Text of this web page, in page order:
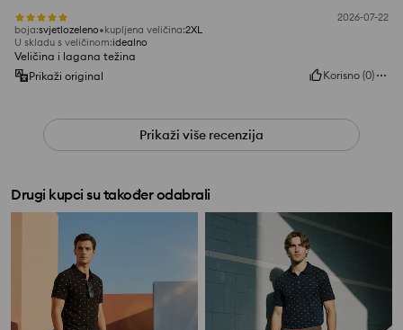
2026-07-22
boja:svjetlozeleno kupljena veličina:2XL
U skladu s veličinom:idealno
Veličina i lagana težina
Prikaži original
Korisno (0)
Prikaži više recenzija
Drugi kupci su također odabrali